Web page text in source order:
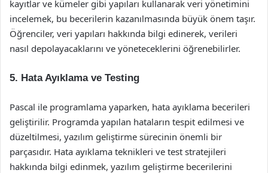
kayıtlar ve kümeler gibi yapıları kullanarak veri yönetimini
incelemek, bu becerilerin kazanılmasında büyük önem taşır.
Öğrenciler, veri yapıları hakkında bilgi edinerek, verileri
nasıl depolayacaklarını ve yöneteceklerini öğrenebilirler.
5. Hata Ayıklama ve Testing
Pascal ile programlama yaparken, hata ayıklama becerileri
geliştirilir. Programda yapılan hataların tespit edilmesi ve
düzeltilmesi, yazılım geliştirme sürecinin önemli bir
parçasıdır. Hata ayıklama teknikleri ve test stratejileri
hakkında bilgi edinmek, yazılım geliştirme becerilerini